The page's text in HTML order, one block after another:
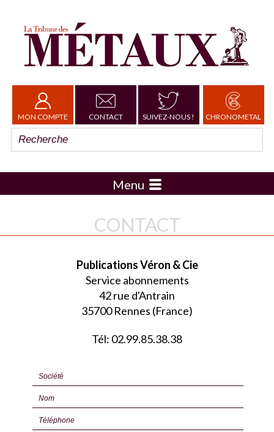
MON COMPTE CONTACT SUIVEZ-NOUS ! CHRONOMETAL
Menu
CONTACT
Publications Véron & Cie
Service abonnements
42 rue d'Antrain
35700 Rennes (France)
Tél: 02.99.85.38.38